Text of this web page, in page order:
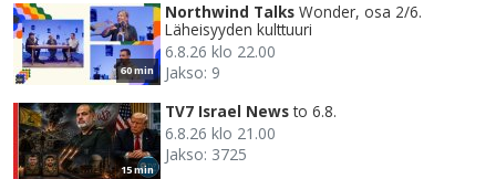
60 min
Northwind Talks Wonder, osa 2/6.
Läheisyyden kulttuuri
6.8.26 klo 22.00
Jakso: 9
15 min
TV7 Israel News to 6.8.
6.8.26 klo 21.00
Jakso: 3725